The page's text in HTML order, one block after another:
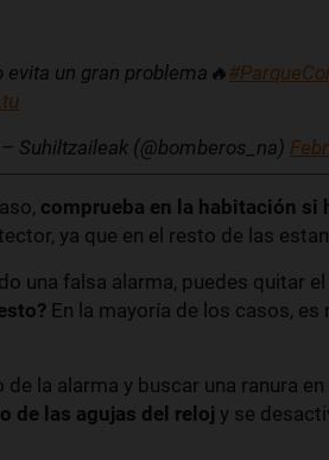
evita un gran problema🔥
Suhiltzaileak (@bomberos_na)
comprueba en la habitación si
ya que en el resto de las
una falsa alarma, puedes quitar
En la mayoría de los casos,
la alarma y buscar una ranura
de las agujas del reloj y se